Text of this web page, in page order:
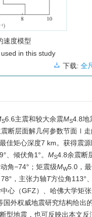
速度模型
in this study
下载:全
S6.6主震和较大余震MS4.8地
断层面解几何参数节面Ⅰ走
佳矩心深度7 km。获得震
、倾伏角1°。 MS4.8余震断
角−74°；矩震级MW5.0，
，主张力轴T方位角113°
心（GFZ）、哈佛大学矩
外权威地震研究结构给出
型地震，也可反映出本文